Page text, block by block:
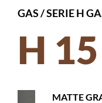
GAS/SERIE H
H 15
MATTE